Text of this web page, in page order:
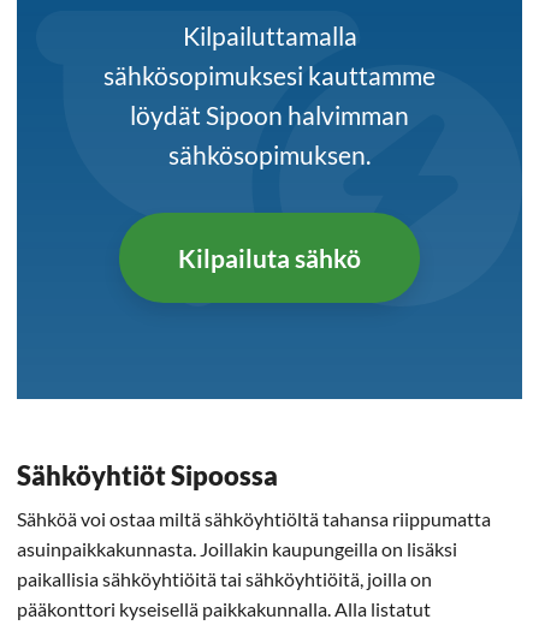
Kilpailuttamalla
sähkösopimuksesi kauttamme
löydät Sipoon halvimman
sähkösopimuksen.
Kilpailuta sähkö
Sähköyhtiöt Sipoossa
Sähköä voi ostaa miltä sähköyhtiöltä tahansa riippumatta
asuinpaikkakunnasta. Joillakin kaupungeilla on lisäksi
paikallisia sähköyhtiöitä tai sähköyhtiöitä, joilla on
pääkonttori kyseisellä paikkakunnalla. Alla listatut